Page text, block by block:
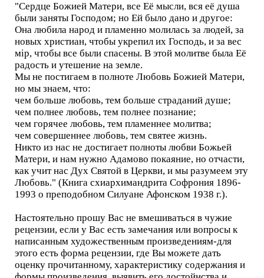
"Сердце Божией Матери, все Её мысли, вся её душа
были заняты Господом; но Ей было дано и другое:
Она любила народ и пламенно молилась за людей, за
новых христиан, чтобы укрепил их Господь, и за вес
мiр, чтобы все были спасены. В этой молитве была Её
радость и утешение на земле.
Мы не постигаем в полноте Любовь Божией Матери,
но мы знаем, что:
чем больше любовь, тем больше страданий душе;
чем полнее любовь, тем полнее познание;
чем горячее любовь, тем пламеннее молитва;
чем совершеннее любовь, тем святее жизнь.
Никто из нас не достигает полноты любви Божьей
Матери, и нам нужно Адамово покаяние, но отчасти,
как учит нас Дух Святой в Церкви, и мы разумеем эту
Любовь." (Книга схиархимандрита Софрония 1896-
1993 о преподобном Силуане Афонском 1938 г.).
Настоятельно прошу Вас не вмешиваться в чужие
рецензии, если у Вас есть замечания или вопросы к
написанным художественным произведениям-для
этого есть форма рецензии, где Вы можете дать
оценку прочитанному, характеристику содержания и